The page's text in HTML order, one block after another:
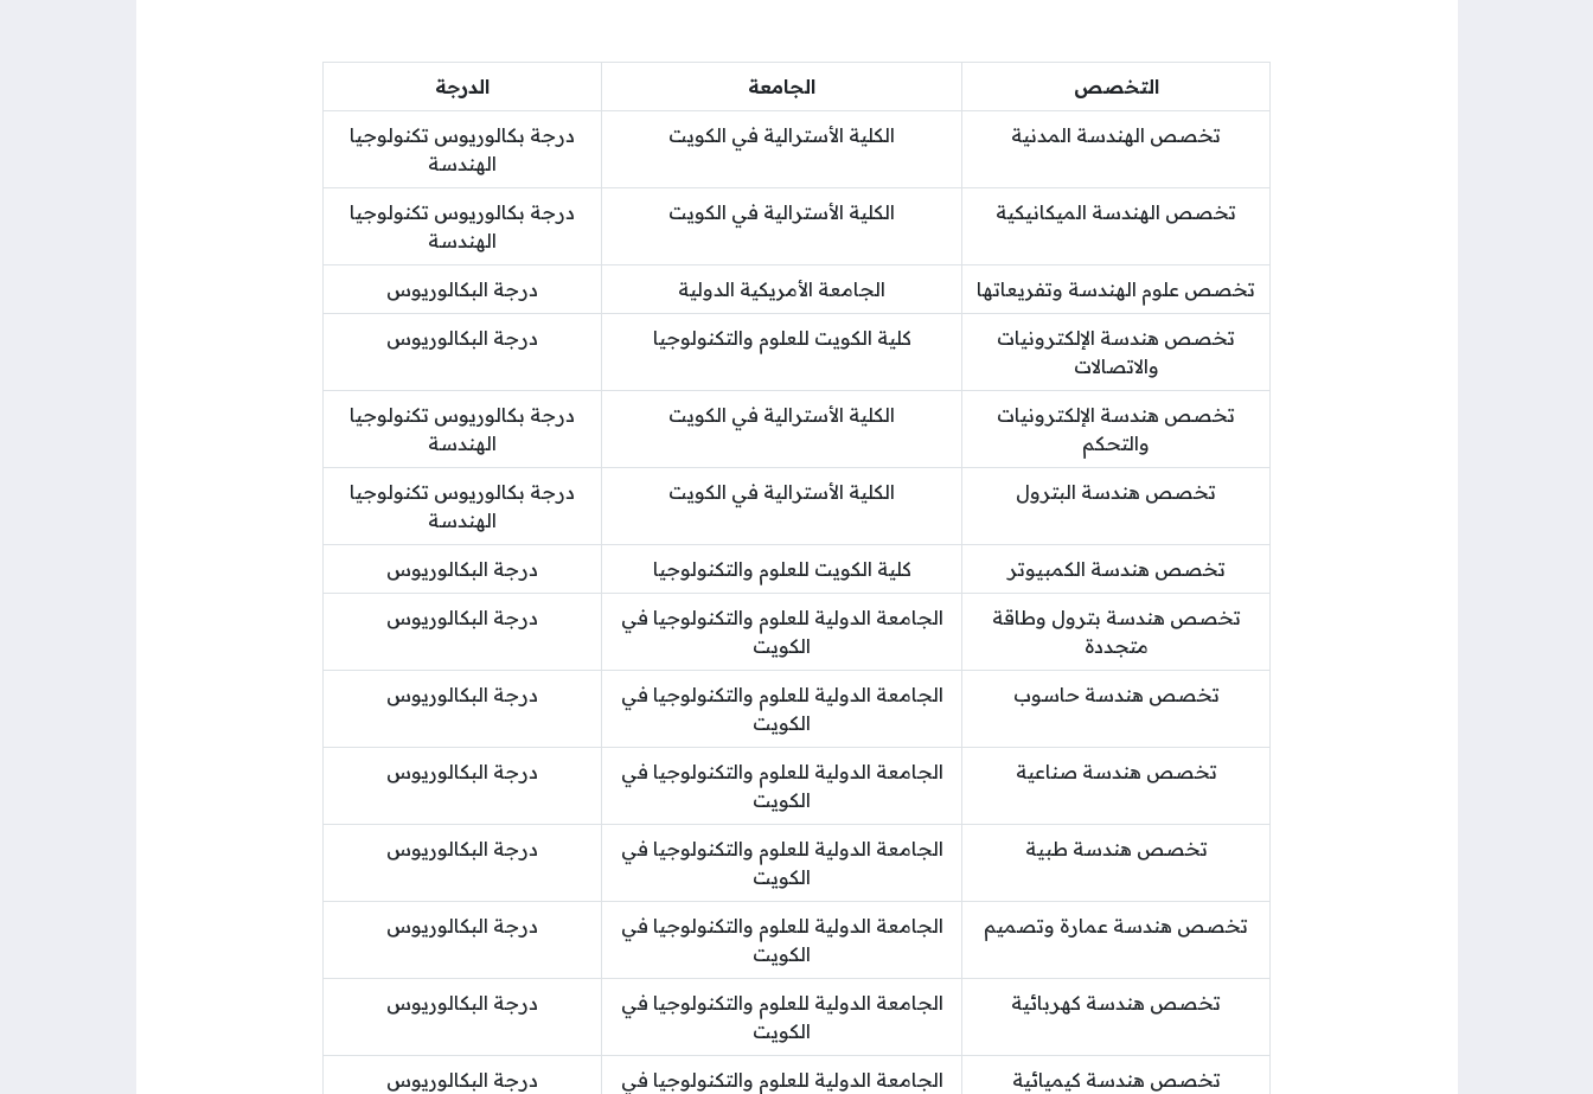
التخصص الجامعة الدرجة
تخصص الهندسة المدنية الكلية الأسترالية في الكويت
درجة بكالوريوس تكنولوجيا
الهندسة
تخصص الهندسة الميكانيكية الكلية الأسترالية في الكويت
درجة بكالوريوس تكنولوجيا
الهندسة
تخصص علوم الهندسة وتفريعاتها الجامعة الأمريكية الدولية درجة البكالوريوس
تخصص هندسة الإلكترونيات
والاتصالات
كلية الكويت للعلوم والتكنولوجيا درجة البكالوريوس
تخصص هندسة الإلكترونيات
والتحكم
الكلية الأسترالية في الكويت
درجة بكالوريوس تكنولوجيا
الهندسة
تخصص هندسة البترول الكلية الأسترالية في الكويت
درجة بكالوريوس تكنولوجيا
الهندسة
تخصص هندسة الكمبيوتر كلية الكويت للعلوم والتكنولوجيا درجة البكالوريوس
تخصص هندسة بترول وطاقة
متجددة
الجامعة الدولية للعلوم والتكنولوجيا في
الكويت
درجة البكالوريوس
تخصص هندسة حاسوب
الجامعة الدولية للعلوم والتكنولوجيا في
الكويت
درجة البكالوريوس
تخصص هندسة صناعية
الجامعة الدولية للعلوم والتكنولوجيا في
الكويت
درجة البكالوريوس
تخصص هندسة طبية
الجامعة الدولية للعلوم والتكنولوجيا في
الكويت
درجة البكالوريوس
تخصص هندسة عمارة وتصميم
الجامعة الدولية للعلوم والتكنولوجيا في
الكويت
درجة البكالوريوس
تخصص هندسة كهربائية
الجامعة الدولية للعلوم والتكنولوجيا في
الكويت
درجة البكالوريوس
تخصص هندسة كيميائية
الجامعة الدولية للعلوم والتكنولوجيا في
درجة البكالوريوس